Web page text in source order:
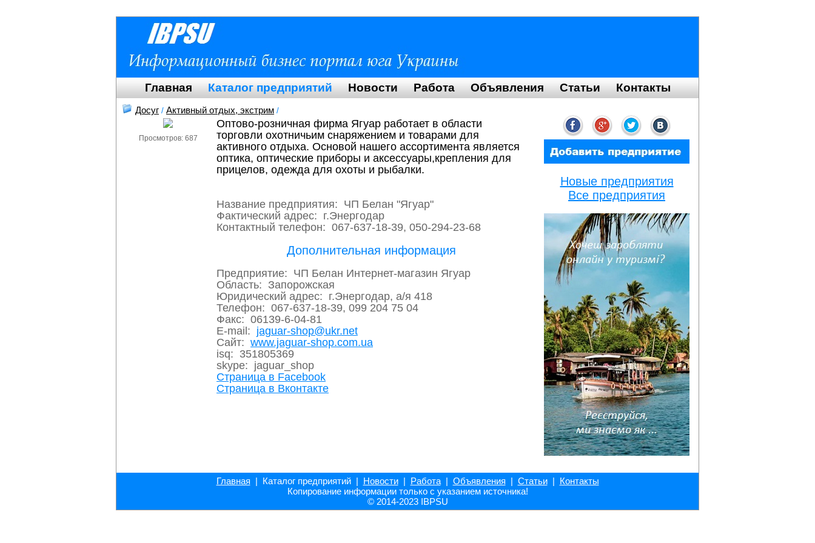
Главная Каталог предприятий Новости Работа Объявления Статьи Контакты
Досуг / Активный отдых, экстрим /
Просмотров: 687
Оптово-розничная фирма Ягуар работает в области
торговли охотничьим снаряжением и товарами для
активного отдыха. Основой нашего ассортимента является
оптика, оптические приборы и аксессуары,крепления для
прицелов, одежда для охоты и рыбалки.
Название предприятия: ЧП Белан "Ягуар"
Фактический адрес: г.Энергодар
Контактный телефон: 067-637-18-39, 050-294-23-68
Дополнительная информация
Предприятие: ЧП Белан Интернет-магазин Ягуар
Область: Запорожская
Юридический адрес: г.Энергодар, а/я 418
Телефон: 067-637-18-39, 099 204 75 04
Факс: 06139-6-04-81
E-mail: jaguar-shop@ukr.net
Сайт: www.jaguar-shop.com.ua
isq: 351805369
skype: jaguar_shop
Страница в Facebook
Страница в Вконтакте
Новые предприятия
Все предприятия
Главная | Каталог предприятий | Новости| Работа| Объявления | Статьи| Контакты
Копирование информации только с указанием источника!
© 2014-2023 IBPSU